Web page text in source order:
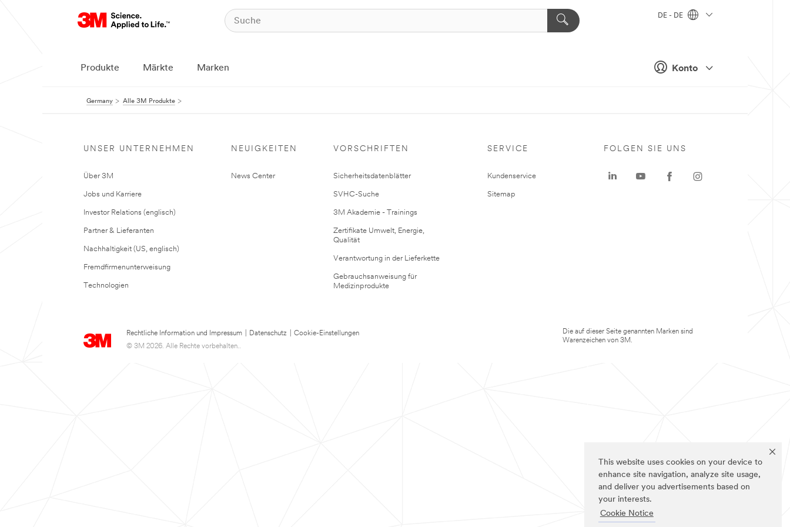
This website uses cookies on your device to
enhance site navigation, analyze site usage,
and deliver you advertisements based on
your interests.
Cookie Notice
Konto
DE - DE
Produkte Märkte Marken
Germany Alle 3M Produkte
UNSER UNTERNEHMEN
Über 3M
Jobs und Karriere
Investor Relations (englisch)
Partner & Lieferanten
Nachhaltigkeit (US, englisch)
Fremdfirmenunterweisung
Technologien
NEUIGKEITEN
News Center
VORSCHRIFTEN
Sicherheitsdatenblätter
SVHC-Suche
3M Akademie - Trainings
Zertifikate Umwelt, Energie,
Qualität
Verantwortung in der Lieferkette
Gebrauchsanweisung für
Medizinprodukte
SERVICE
Kundenservice
Sitemap
Rechtliche Information und Impressum Datenschutz
Cookie-Einstellungen
© 3M 2026. Alle Rechte vorbehalten..
FOLGEN SIE UNS
Die auf dieser Seite genannten Marken sind
Warenzeichen von 3M.